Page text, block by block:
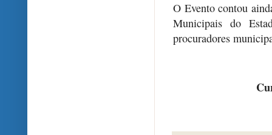
O Evento contou
Municipais do
procuradores